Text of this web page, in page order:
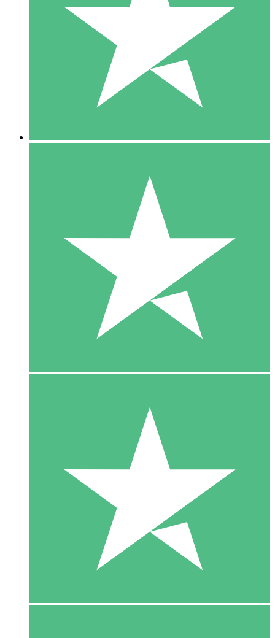
Zahlen Sie nach Bedarf mit Download-Credits. Keine
monatliche Verpflichtung erforderlich.
10 00
10 Downloads
20 00